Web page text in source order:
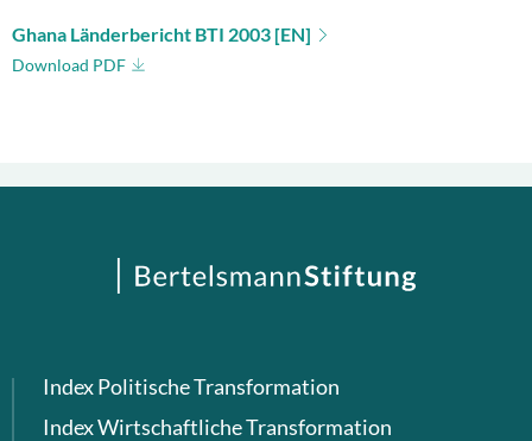
Ghana Länderbericht BTI 2003 [EN]
Download PDF
Index Politische Transformation
Index Wirtschaftliche Transformation